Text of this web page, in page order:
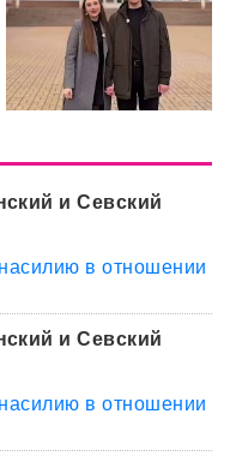
и Севский
в отношении
и Севский
в отношении